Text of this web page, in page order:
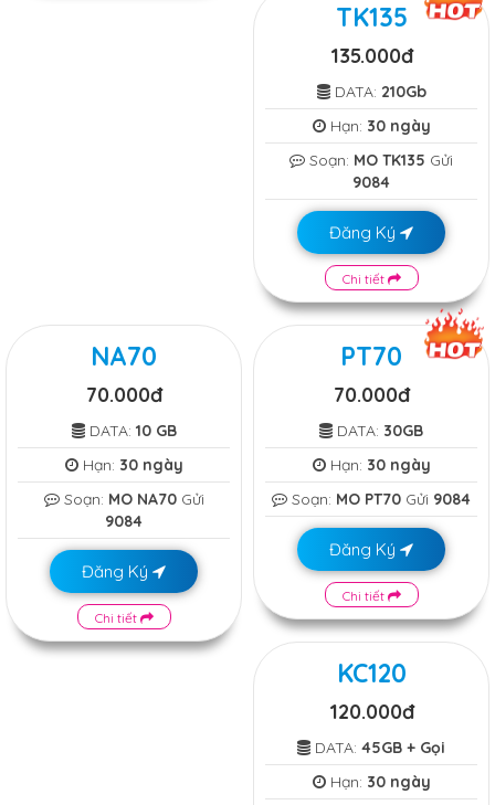
TK135
135.000đ
DATA: 210Gb
Hạn: 30 ngày
Soạn: MO TK135 Gửi
9084
Đăng Ký
Chi tiết
NA70
70.000đ
DATA: 10 GB
Hạn: 30 ngày
Soạn: MO NA70Gửi
9084
Đăng Ký
Chi tiết
PT70
70.000đ
DATA: 30GB
Hạn: 30 ngày
Soạn: MO PT70 Gửi 9084
Đăng Ký
Chi tiết
KC120
120.000đ
DATA: 45GB + Gọi
Hạn: 30 ngày